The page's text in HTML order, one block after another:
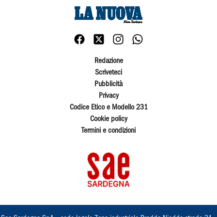
Redazione
Scriveteci
Pubblicità
Privacy
Codice Etico e Modello 231
Cookie policy
Termini e condizioni